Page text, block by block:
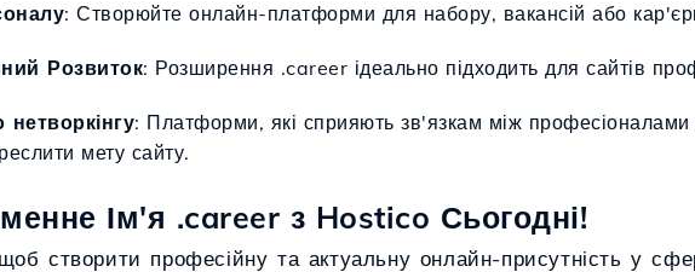
: Створюйте онлайн-платформи для набору, вакансій або
Розвиток: Розширення .career ідеально підходить для сайтів
: Платформи, які сприяють зв'язкам між
мету сайту.
Ім'я .career з Hostico Сьогодні!
створити професійну та актуальну онлайн-присутність у